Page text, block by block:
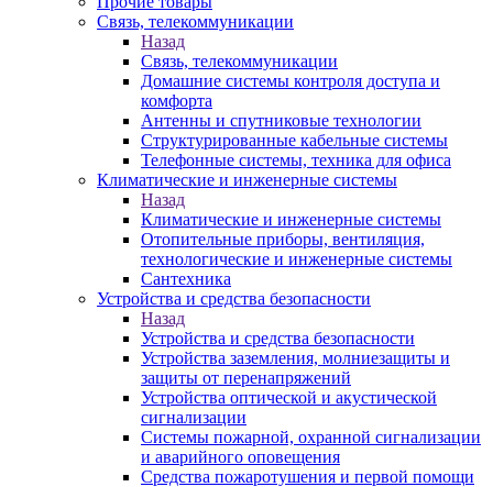
Связь, телекоммуникации
Назад
Связь, телекоммуникации
Домашние системы контроля доступа и
комфорта
Антенны и спутниковые технологии
Структурированные кабельные системы
Телефонные системы, техника для офиса
Климатические и инженерные системы
Назад
Климатические и инженерные системы
Отопительные приборы, вентиляция,
технологические и инженерные системы
Сантехника
Устройства и средства безопасности
Назад
Устройства и средства безопасности
Устройства заземления, молниезащиты и
защиты от перенапряжений
Устройства оптической и акустической
сигнализации
Системы пожарной, охранной сигнализации
и аварийного оповещения
Средства пожаротушения и первой помощи